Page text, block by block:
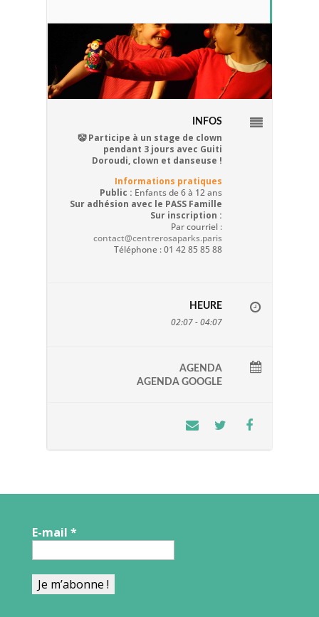
INFOS
🤡 Participe à un stage de clown
pendant 3 jours avec Guiti
Doroudi, clown et danseuse !
Informations pratiques
Public : Enfants de 6 à 12 ans
Sur adhésion avec le PASS Famille
Sur inscription :
Par courriel :
contact@centrerosaparks.paris
Téléphone : 01 42 85 85 88
HEURE
02:07 - 04:07
AGENDA
AGENDA GOOGLE
E-mail *